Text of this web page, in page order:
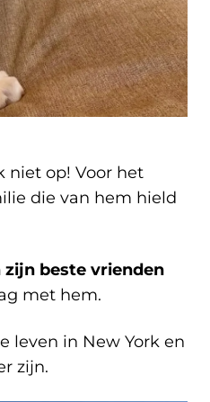
niet op! Voor het
die van hem hield
beste vrienden
met hem.
leven in New York en
zijn.